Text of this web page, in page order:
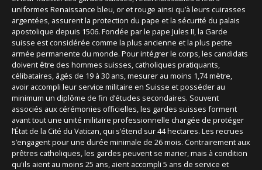
uniformes Renaissance bleu, or et rouge ainsi qu’à leurs cuirasses
argentées, assurent la protection du pape et la sécurité du palais
apostolique depuis 1506. Fondée par le pape Jules II, la Garde
suisse est considérée comme la plus ancienne et la plus petite
armée permanente du monde. Pour intégrer le corps, les candidats
doivent être des hommes suisses, catholiques pratiquants,
célibataires, âgés de 19 à 30 ans, mesurer au moins 1,74 mètre,
avoir accompli leur service militaire en Suisse et posséder au
minimum un diplôme de fin d’études secondaires. Souvent
associés aux cérémonies officielles, les gardes suisses forment
avant tout une unité militaire professionnelle chargée de protéger
l’État de la Cité du Vatican, qui s’étend sur 44 hectares. Les recrues
s’engagent pour une durée minimale de 26 mois. Contrairement aux
prêtres catholiques, les gardes peuvent se marier, mais à condition
qu'ils aient au moins 25 ans, aient accompli 5 ans de service et